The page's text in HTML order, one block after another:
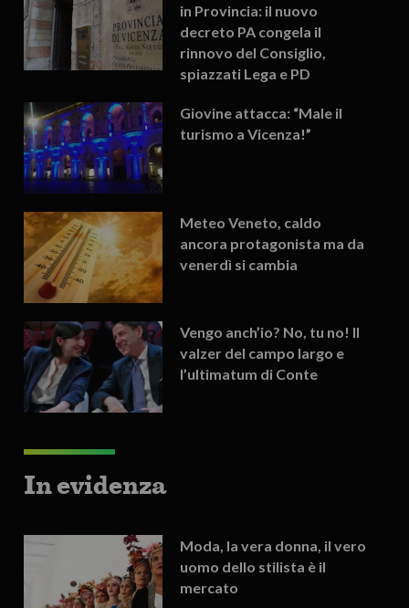
in Provincia: il nuovo
decreto PA congela il
rinnovo del Consiglio,
spiazzati Lega e PD
Giovine attacca: “Male il
turismo a Vicenza!”
Meteo Veneto, caldo
ancora protagonista ma da
venerdì si cambia
Vengo anch’io? No, tu no! Il
valzer del campo largo e
l’ultimatum di Conte
In evidenza
Moda, la vera donna, il vero
uomo dello stilista è il
mercato